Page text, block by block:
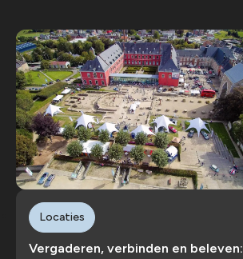
Vergaderen, verbinden en beleven:
Locaties